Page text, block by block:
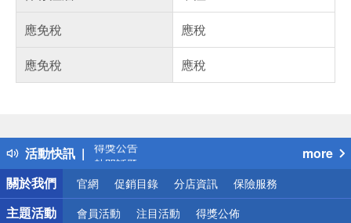
應免稅
應稅
應免稅
應稅
活動快訊
得獎公告
熱門話題
銀行優惠
偏遠地區配送
詐騙網頁！請小心！
more
關於我們
官網 促銷目錄 分店資訊 保險服務
主題活動 會員活動 注目活動 得獎公佈